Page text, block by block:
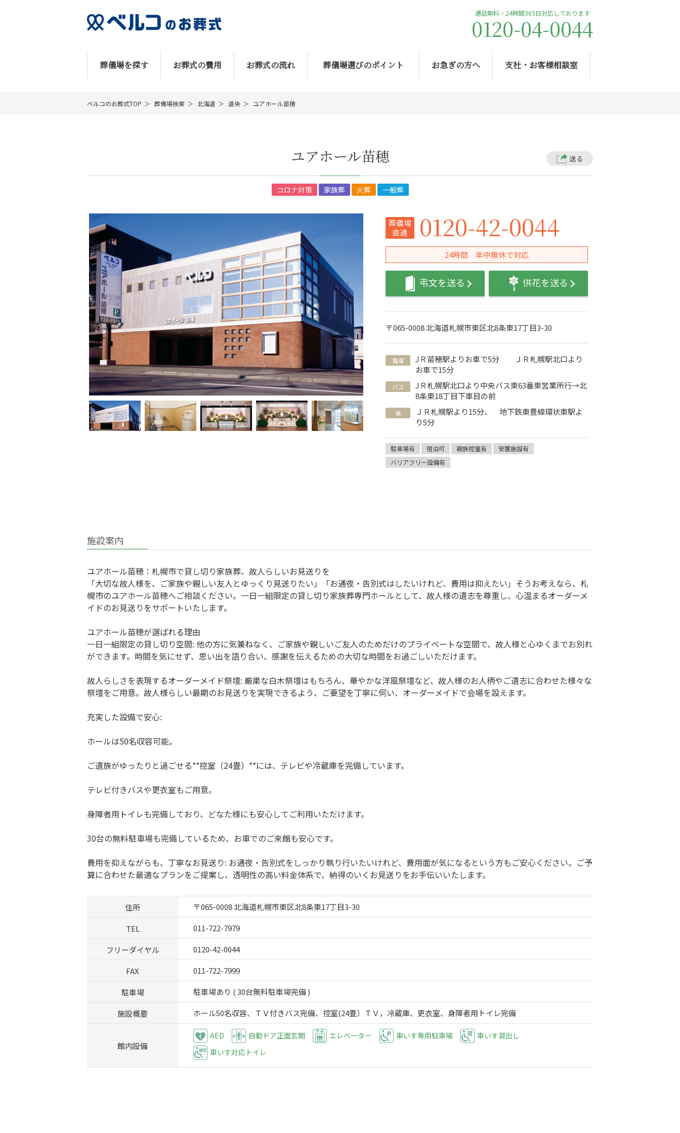
通話無料・24時間365日対応しております
0120-04-0044
葬儀場を探す お葬式の費用 お葬式の流れ 葬儀場選びのポイント お急ぎの方へ 支社・お客様相談室
ベルコのお葬式TOP 葬儀場検索 北海道 道央 ユアホール苗穂
ユアホール苗穂 送る
コロナ対策 家族葬 火葬 一般葬
葬儀場
直通
0120-42-0044
24時間 年中無休で対応
弔文を送る 供花を送る
〒065-0008 北海道札幌市東区北8条東17丁目3-30
電車
JＲ苗穂駅よりお車で5分 ＪＲ札幌駅北口より
お車で15分
バス
JＲ札幌駅北口より中央バス東63番東営業所行→北
8条東18丁目下車目の前
車
ＪＲ札幌駅より15分、 地下鉄東豊線環状東駅よ
り5分
駐車場有 宿泊可 親族控室有
安置施設有
バリアフリー設備有
施設案内
ユアホール苗穂：札幌市で貸し切り家族葬、故人らしいお見送りを
「大切な故人様を、ご家族や親しい友人とゆっくり見送りたい」「お通夜・告別式はしたいけれど、費用は抑えたい」そうお考えなら、札
幌市のユアホール苗穂へご相談ください。一日一組限定の貸し切り家族葬専門ホールとして、故人様の遺志を尊重し、心温まるオーダーメ
イドのお見送りをサポートいたします。
ユアホール苗穂が選ばれる理由
一日一組限定の貸し切り空間: 他の方に気兼ねなく、ご家族や親しいご友人のためだけのプライベートな空間で、故人様と心ゆくまでお別れ
ができます。時間を気にせず、思い出を語り合い、感謝を伝えるための大切な時間をお過ごしいただけます。
故人らしさを表現するオーダーメイド祭壇: 厳粛な白木祭壇はもちろん、華やかな洋風祭壇など、故人様のお人柄やご遺志に合わせた様々な
祭壇をご用意。故人様らしい最期のお見送りを実現できるよう、ご要望を丁寧に伺い、オーダーメイドで会場を設えます。
充実した設備で安心:
ホールは50名収容可能。
ご遺族がゆったりと過ごせる**控室（24畳）**には、テレビや冷蔵庫を完備しています。
テレビ付きバスや更衣室もご用意。
身障者用トイレも完備しており、どなた様にも安心してご利用いただけます。
30台の無料駐車場も完備しているため、お車でのご来館も安心です。
費用を抑えながらも、丁寧なお見送り: お通夜・告別式をしっかり執り行いたいけれど、費用面が気になるという方もご安心ください。ご予
算に合わせた最適なプランをご提案し、透明性の高い料金体系で、納得のいくお見送りをお手伝いいたします。
住所
〒065-0008 北海道札幌市東区北8条東17丁目3-30
TEL
011-722-7979
フリーダイヤル
0120-42-0044
FAX
011-722-7999
駐車場
駐車場あり ( 30台無料駐車場完備 )
施設概要
ホール50名収容、ＴＶ付きバス完備、控室(24畳）ＴＶ，冷蔵庫、更衣室、身障者用トイレ完備
館内設備
AED 自動ドア正面玄関 エレベーター 車いす専用駐車場
車いす貸出し
車いす対応トイレ